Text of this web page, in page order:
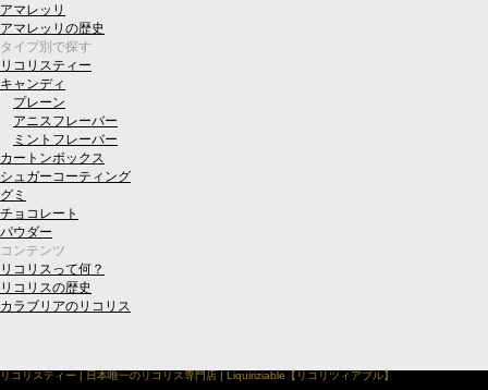
アマレッリ
アマレッリの歴史
タイプ別で探す
リコリスティー
キャンディ
プレーン
アニスフレーバー
ミントフレーバー
カートンボックス
シュガーコーティング
グミ
チョコレート
パウダー
コンテンツ
リコリスって何？
リコリスの歴史
カラブリアのリコリス
リコリスティー | 日本唯一のリコリス専門店 | Liquiriziable【リコリツィアブル】